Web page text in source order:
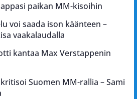
paikan MM-kisoihin
voi saada ison käänteen –
vaakalaudalla
kantaa Max Verstappenin
Suomen MM-rallia – Sami